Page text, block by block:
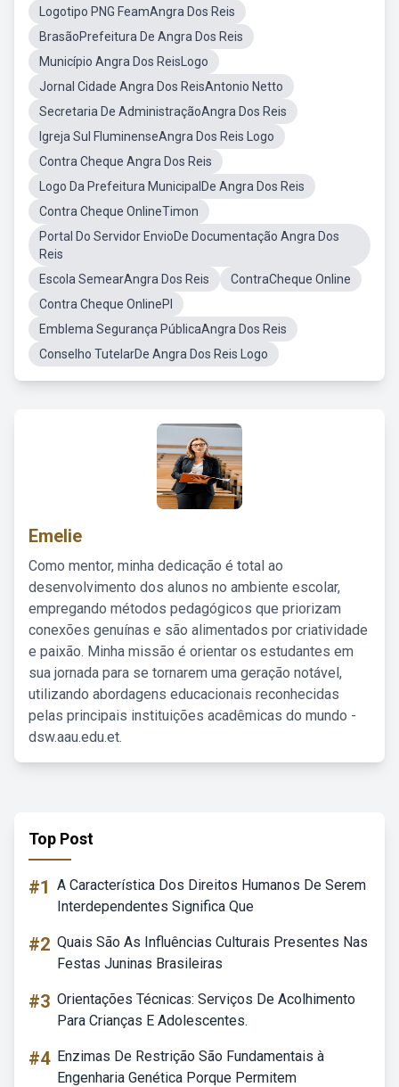
Logotipo PNG FeamAngra Dos Reis
BrasãoPrefeitura De Angra Dos Reis
Município Angra Dos ReisLogo
Jornal Cidade Angra Dos ReisAntonio Netto
Secretaria De AdministraçãoAngra Dos Reis
Igreja Sul FluminenseAngra Dos Reis Logo
Contra Cheque Angra Dos Reis
Logo Da Prefeitura MunicipalDe Angra Dos Reis
Contra Cheque OnlineTimon
Portal Do Servidor EnvioDe Documentação Angra Dos
Reis
Escola SemearAngra Dos Reis
ContraCheque Online
Contra Cheque OnlinePI
Emblema Segurança PúblicaAngra Dos Reis
Conselho TutelarDe Angra Dos Reis Logo
Emelie
Como mentor, minha dedicação é total ao
desenvolvimento dos alunos no ambiente escolar,
empregando métodos pedagógicos que priorizam
conexões genuínas e são alimentados por criatividade
e paixão. Minha missão é orientar os estudantes em
sua jornada para se tornarem uma geração notável,
utilizando abordagens educacionais reconhecidas
pelas principais instituições acadêmicas do mundo -
dsw.aau.edu.et.
Top Post
#1 A Característica Dos Direitos Humanos De Serem
Interdependentes Significa Que
#2 Quais São As Influências Culturais Presentes Nas
Festas Juninas Brasileiras
#3 Orientações Técnicas: Serviços De Acolhimento
Para Crianças E Adolescentes.
#4 Enzimas De Restrição São Fundamentais à
Engenharia Genética Porque Permitem